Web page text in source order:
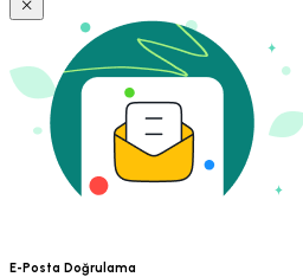
E-Posta Doğrulama